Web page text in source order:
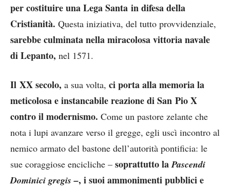
per costituire una Lega Santa in difesa della
Cristianità. Questa iniziativa, del tutto provvidenziale,
sarebbe culminata nella miracolosa vittoria navale
di Lepanto, nel 1571.
Il XX secolo, a sua volta, ci porta alla memoria la
meticolosa e instancabile reazione di San Pio X
contro il modernismo. Come un pastore zelante che
nota i lupi avanzare verso il gregge, egli uscì incontro al
nemico armato del bastone dell’autorità pontificia: le
sue coraggiose encicliche – soprattutto laPascendi
Dominici gregis –, i suoi ammonimenti pubblici e